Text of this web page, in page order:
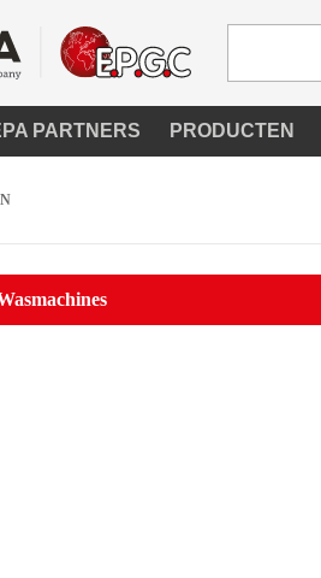
PARTNERS PRODUCTEN
Wasmachines